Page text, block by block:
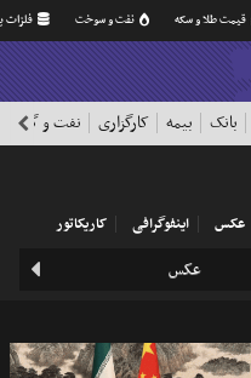
قیمت طلا و سکه نفت و سوخت فلزات
بانک بیمه کارگزاری نفت و گاز
عکس اینفوگرافی کاریکاتور